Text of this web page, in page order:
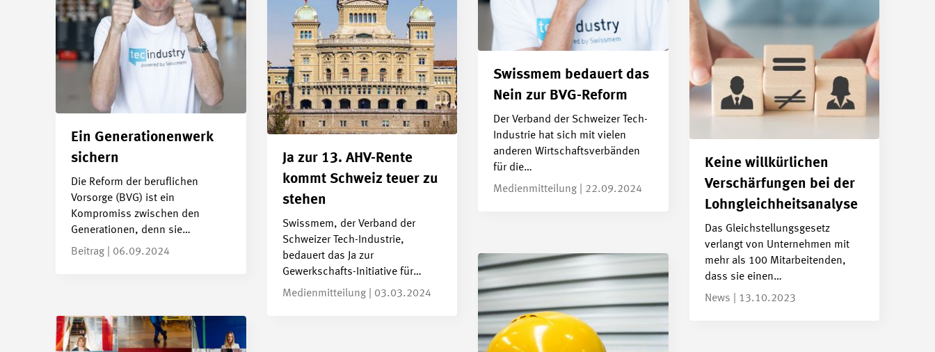
Swissmem bedauert das
Nein zur BVG-Reform
Der Verband der Schweizer Tech-
Industrie hat sich mit vielen
anderen Wirtschaftsverbänden
für die…
Medienmitteilung | 22.09.2024
Ein Generationenwerk
sichern
Die Reform der beruflichen
Vorsorge (BVG) ist ein
Kompromiss zwischen den
Generationen, denn sie…
Beitrag | 06.09.2024
Ja zur 13. AHV-Rente
kommt Schweiz teuer zu
stehen
Swissmem, der Verband der
Schweizer Tech-Industrie,
bedauert das Ja zur
Gewerkschafts-Initiative für…
Medienmitteilung | 03.03.2024
Keine willkürlichen
Verschärfungen bei der
Lohngleichheitsanalyse
Das Gleichstellungsgesetz
verlangt von Unternehmen mit
mehr als 100 Mitarbeitenden,
dass sie einen…
News | 13.10.2023